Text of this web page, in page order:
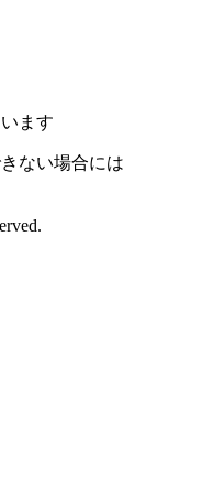
ます
ない場合には